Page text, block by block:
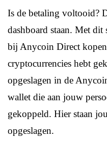
Is de betaling voltooid?
dashboard staan. Met
bij Anycoin Direct
cryptocurrencies hebt
opgeslagen in de
wallet die aan jouw
gekoppeld. Hier staan
opgeslagen.